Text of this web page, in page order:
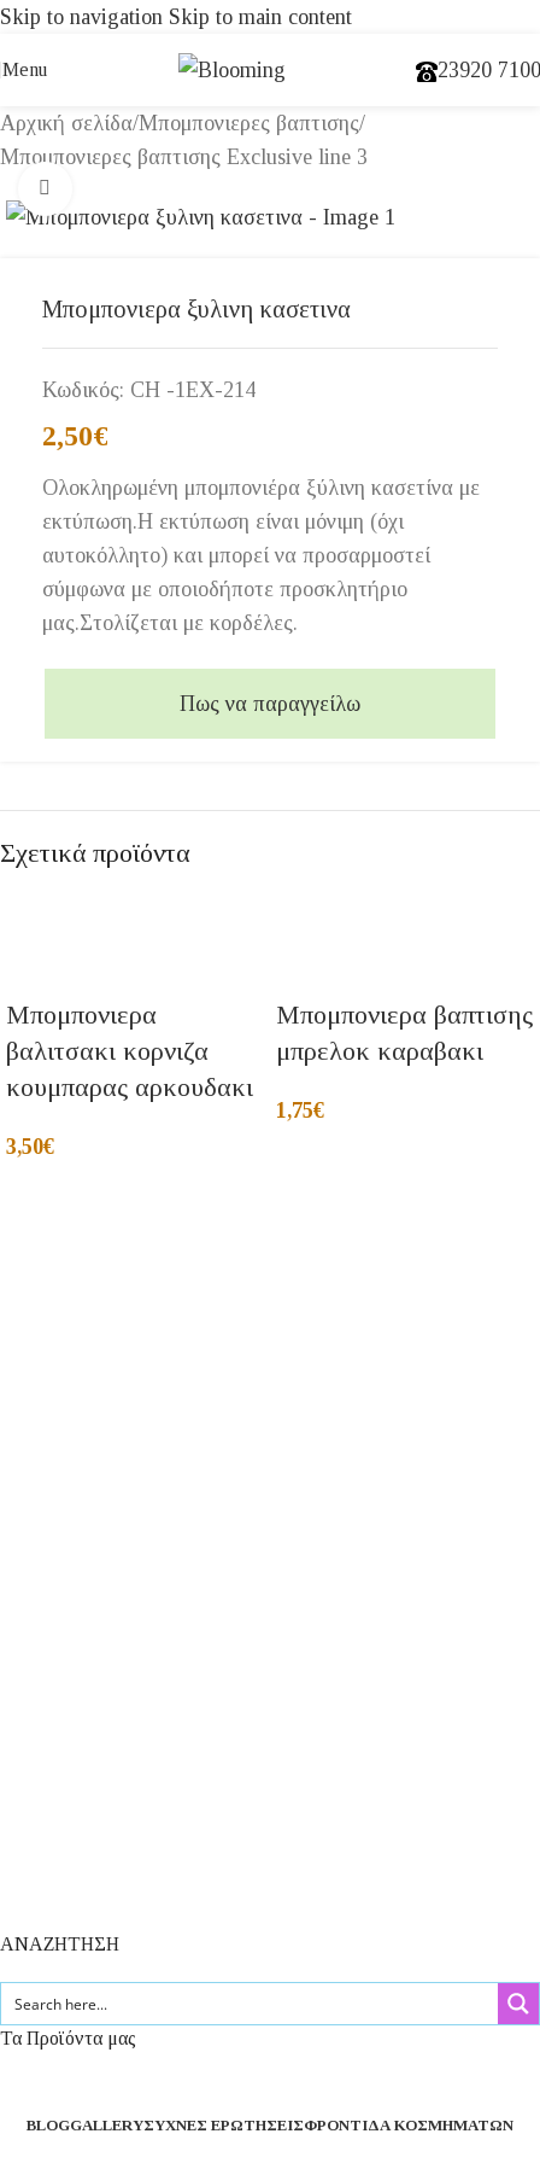
Skip to navigation Skip to main content
Menu 23920
Αρχική σελίδα/Μπομπονιερες βαπτισης/
Μπομπονιερες βαπτισης Exclusive line 3
Μπομπονιερα ξυλινη κασετινα
Κωδικός: CH -1EX-214
2,50€
Ολοκληρωμένη μπομπονιέρα ξύλινη κασετίνα με
εκτύπωση.Η εκτύπωση είναι μόνιμη (όχι
αυτοκόλλητο) και μπορεί να προσαρμοστεί
σύμφωνα με οποιοδήποτε προσκλητήριο
μας.Στολίζεται με κορδέλες.
Πως να παραγγείλω
Σχετικά προϊόντα
Μπομπονιερα
βαλιτσακι κορνιζα
κουμπαρας αρκουδακι
3,50€
Μπομπονιερα βαπτισης
μπρελοκ καραβακι
1,75€
ΑΝΑΖΗΤΗΣΗ
Τα Προϊόντα μας
BLOGGALLERYΣΥΧΝΈΣ ΕΡΩΤΉΣΕΙΣΦΡΟΝΤΊΔΑ ΚΟΣΜΗΜΆΤΩΝ